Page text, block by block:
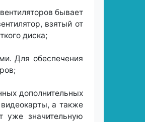
бывает
взятый от
диска;
Для обеспечения
дополнительных
а также
уже значительную